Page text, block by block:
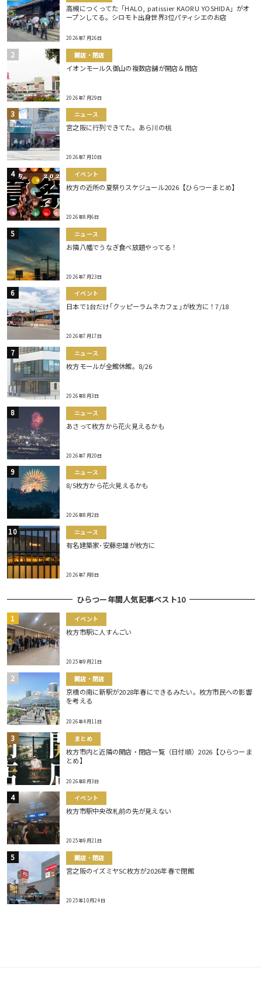
高槻につくってた「HALO, patissier KAORU YOSHIDA」がオ
ープンしてる。シロモト出身世界3位パティシエのお店
2026年7月26日
開店・閉店
イオンモール久御山の複数店舗が開店＆閉店
2026年7月29日
ニュース
宮之阪に行列できてた。あら川の桃
2026年7月10日
イベント
枚方の近所の夏祭りスケジュール2026【ひらつーまとめ】
2026年8月6日
ニュース
お隣八幡でうなぎ食べ放題やってる！
2026年7月23日
イベント
日本で1台だけ｢クッピーラムネカフェ｣が枚方に！7/18
2026年7月17日
ニュース
枚方モールが全館休館。8/26
2026年8月3日
ニュース
あさって枚方から花火見えるかも
2026年7月20日
ニュース
8/5枚方から花火見えるかも
2026年8月2日
ニュース
有名建築家･安藤忠雄が枚方に
2026年7月8日
ひらつー年間人気記事ベスト10
イベント
枚方市駅に人すんごい
2025年9月21日
開店・閉店
京橋の南に新駅が2028年春にできるみたい。枚方市民への影響
を考える
2026年4月11日
まとめ
枚方市内と近隣の開店・閉店一覧（日付順）2026【ひらつーま
とめ】
2026年8月3日
イベント
枚方市駅中央改札前の先が見えない
2025年9月21日
開店・閉店
宮之阪のイズミヤSC枚方が2026年春で閉館
2025年10月24日